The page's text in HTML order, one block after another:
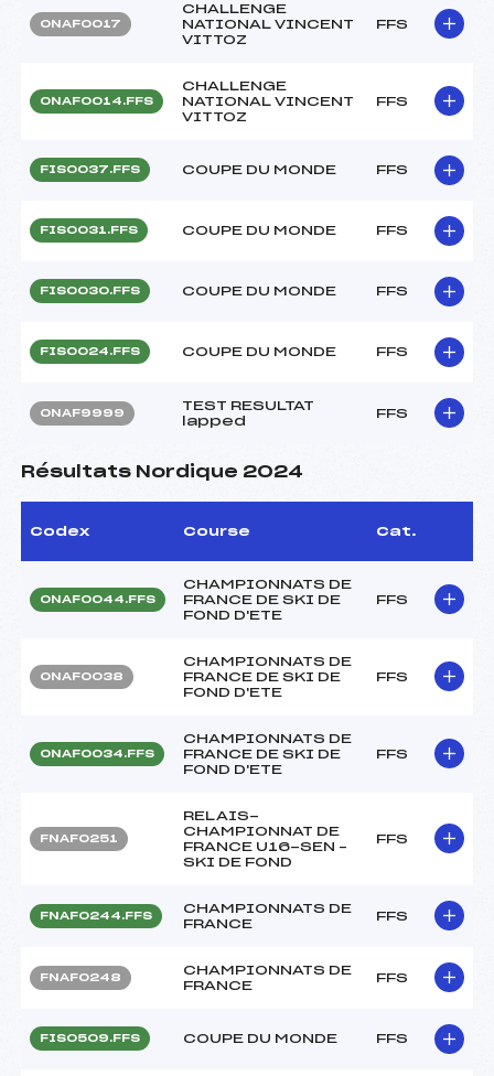
ONAF0017
CHALLENGE
NATIONAL VINCENT
VITTOZ
FFS
ONAF0014.FFS
CHALLENGE
NATIONAL VINCENT
VITTOZ
FFS
FIS0037.FFS COUPE DU MONDE FFS
FIS0031.FFS COUPE DU MONDE FFS
FIS0030.FFS COUPE DU MONDE FFS
FIS0024.FFS COUPE DU MONDE FFS
ONAF9999
TEST RESULTAT
lapped
FFS
Résultats Nordique 2024
Codex Course Cat.
ONAF0044.FFS
CHAMPIONNATS DE
FRANCE DE SKI DE
FOND D'ETE
FFS
ONAF0038
CHAMPIONNATS DE
FRANCE DE SKI DE
FOND D'ETE
FFS
ONAF0034.FFS
CHAMPIONNATS DE
FRANCE DE SKI DE
FOND D'ETE
FFS
FNAF0251
RELAIS-
CHAMPIONNAT DE
FRANCE U16-SEN –
SKI DE FOND
FFS
FNAF0244.FFS
CHAMPIONNATS DE
FRANCE
FFS
FNAF0248
CHAMPIONNATS DE
FRANCE
FFS
FIS0509.FFS COUPE DU MONDE FFS